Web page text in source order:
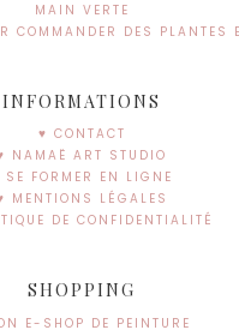
MAIN VERTE
COMMANDER DES PLANTES
INFORMATIONS
♥ CONTACT
NAMAË ART STUDIO
SE FORMER EN LIGNE
MENTIONS LÉGALES
DE CONFIDENTIALITÉ
SHOPPING
E-SHOP DE PEINTURE